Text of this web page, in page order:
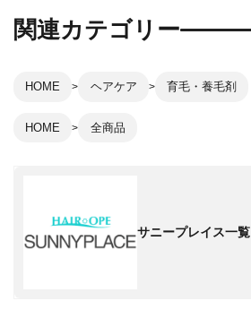
関連カテゴリー
HOME ヘアケア 育毛・養毛剤
HOME 全商品
サニープレイス一覧